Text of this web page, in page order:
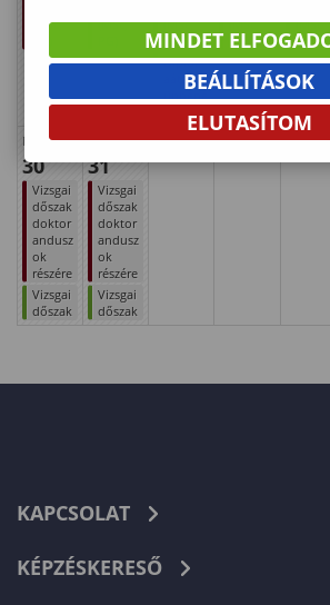
(MSc,
(MSc,
(MSc,
PG)
Diplom
aátadó
ünnepé
(MSc,
PG)
(MSc,
PG)
Martina
30
Vizsgai
dőszak
doktor
andusz
ok
részére
Vizsgai
dőszak
Marcella
31
Vizsgai
dőszak
doktor
andusz
ok
részére
Vizsgai
dőszak
KAPCSOLAT
KÉPZÉSKERESŐ
MINDET
BEÁLLÍTÁSOK
ELUTASÍTOM